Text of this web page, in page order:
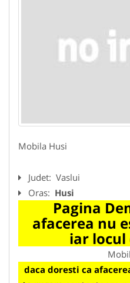
Mobila Husi
Judet: Vaslui
Oras: Husi
Pagina
afacerea nu
iar locul
daca doresti ca